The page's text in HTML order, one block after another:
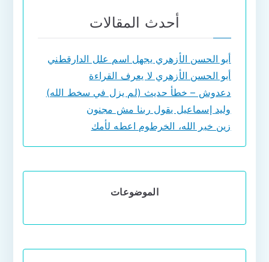
أحدث المقالات
أبو الحسن الأزهري يجهل اسم علل الدارقطني
أبو الحسن الأزهري لا يعرف القراءة
دعدوش – خطأ حديث (لم يزل في سخط الله)
وليد إسماعيل يقول ربنا مش مجنون
زين خير الله، الخرطوم اعطه لأمك
الموضوعات